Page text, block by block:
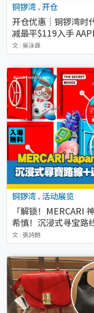
铜锣湾 . 开仓
开仓优惠｜铜锣湾时
减最平$119入手
文 : 吳泳霖
铜锣湾 . 活动展览
「解锁！MERCARI
希慎！沉浸式寻宝路
文 : 張詩朗